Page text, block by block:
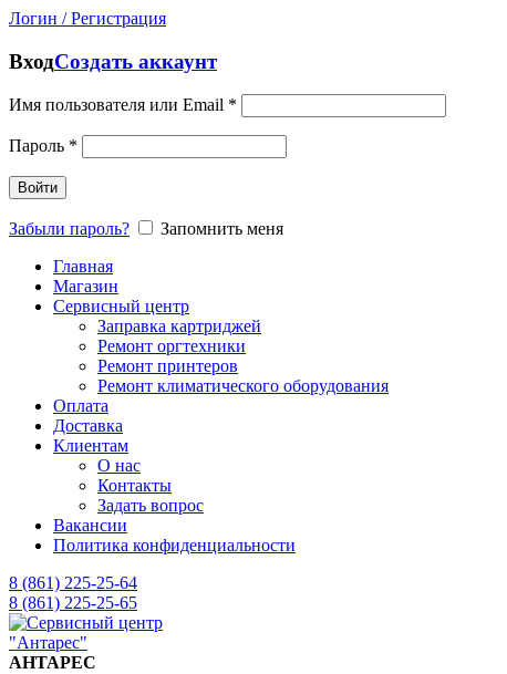
Логин / Регистрация
ВходСоздать аккаунт
Имя пользователя или Email *
Пароль *
Войти
Забыли пароль?
Запомнить меня
Главная
Магазин
Сервисный центр
Заправка картриджей
Ремонт оргтехники
Ремонт принтеров
Ремонт климатического оборудования
Оплата
Доставка
Клиентам
О нас
Контакты
Задать вопрос
Вакансии
Политика конфиденциальности
8 (861) 225-25-64
8 (861) 225-25-65
АНТАРЕС